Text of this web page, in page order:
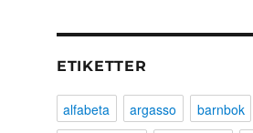
ETIKETTER
alfabeta argasso
barnbok